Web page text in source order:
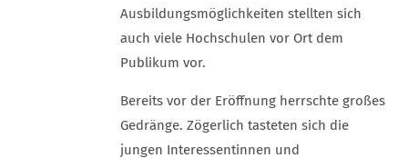
Ausbildungsmöglichkeiten stellten sich
auch viele Hochschulen vor Ort dem
Publikum vor.
Bereits vor der Eröffnung herrschte großes
Gedränge. Zögerlich tasteten sich die
jungen Interessentinnen und